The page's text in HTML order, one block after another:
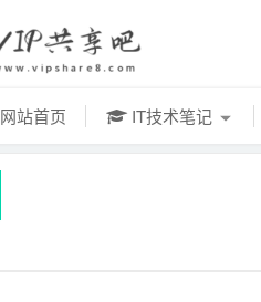
网站首页 IT技术笔记